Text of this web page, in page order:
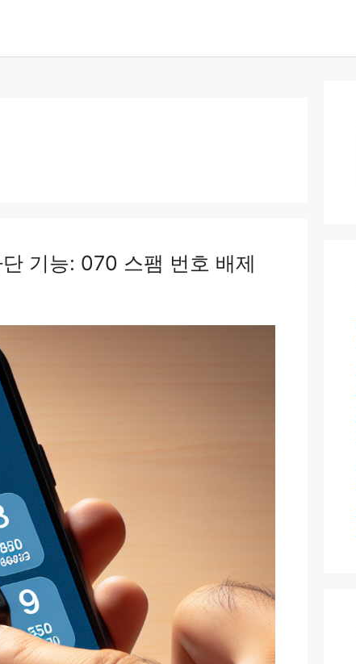
기능: 070 스팸 번호 배제